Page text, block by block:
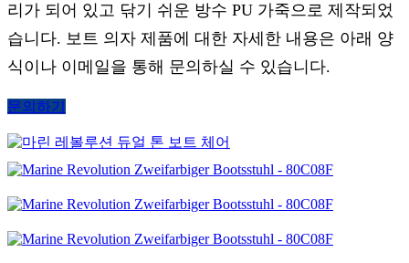
리가 되어 있고 닦기 쉬운 방수 PU 가죽으로 제작되었
습니다. 보트 의자 제품에 대한 자세한 내용은 아래 양
식이나 이메일을 통해 문의하실 수 있습니다.
문의하기